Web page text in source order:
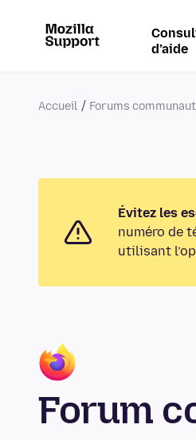
d’aide
Accueil Forums
Évitez les
numéro de
utilisant
Forum